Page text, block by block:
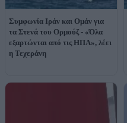
Συμφωνία Ιράν και Ομάν για
τα Στενά του Ορμούζ - «Όλα
εξαρτώνται από τις ΗΠΑ», λέει
η Τεχεράνη